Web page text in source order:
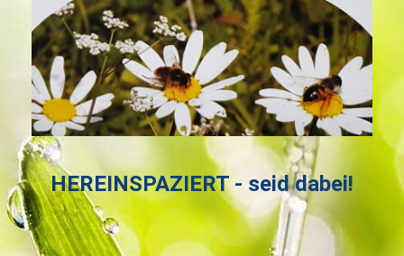
HEREINSPAZIERT - seid dabei!